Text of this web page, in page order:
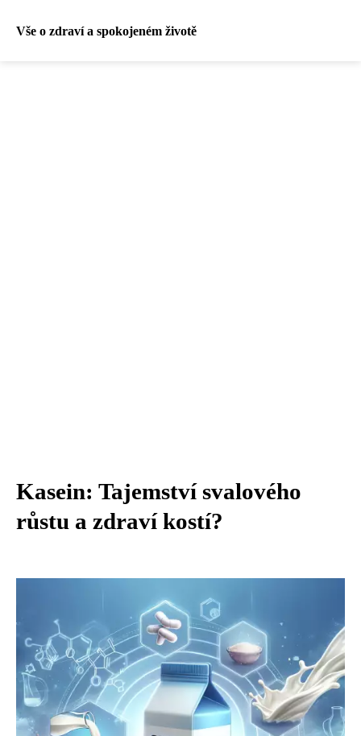
Vše o zdraví a spokojeném životě
Kasein: Tajemství svalového
růstu a zdraví kostí?